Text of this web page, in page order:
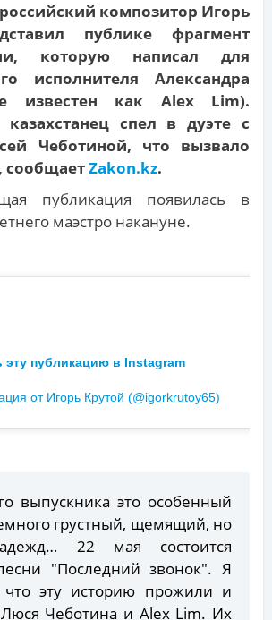
композитор Игорь
публике фрагмент
которую написал для
исполнителя Александра
известен как Alex Lim).
спел в дуэте с
Чеботиной, что вызвало
сообщаетZakon.kz.
публикация появилась в
маэстро накануне.
эту публикацию в Instagram
от Игорь Крутой (@igorkrutoy65)
выпускника это особенный
грустный, щемящий, но
22 мая состоится
"Последний звонок". Я
эту историю прожили и
Чеботина и Alex Lim. Их